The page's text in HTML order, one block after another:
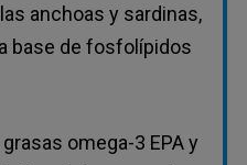
anchoas y sardinas,
base de fosfolípidos
omega-3 EPA y